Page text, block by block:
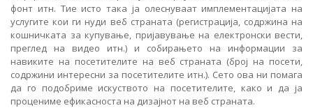
фонт итн. Тие исто така ја олеснуваат имплементацијата на
услугите кои ги нуди веб страната (регистрација, содржина на
кошничката за купување, пријавување на електронски вести,
преглед на видео итн.) и собирањето на информации за
навиките на посетителите на веб страната (број на посети,
содржини интересни за посетителите итн.). Сето ова ни помага
да го подобриме искуството на посетителите, како и да ја
процениме ефикасноста на дизајнот на веб страната.